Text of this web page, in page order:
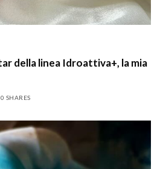
della linea Idroattiva+, la mia
0 SHARES